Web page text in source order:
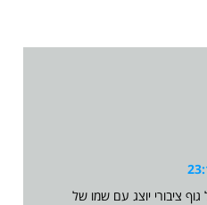
ציבורי יוצג עם שמו של